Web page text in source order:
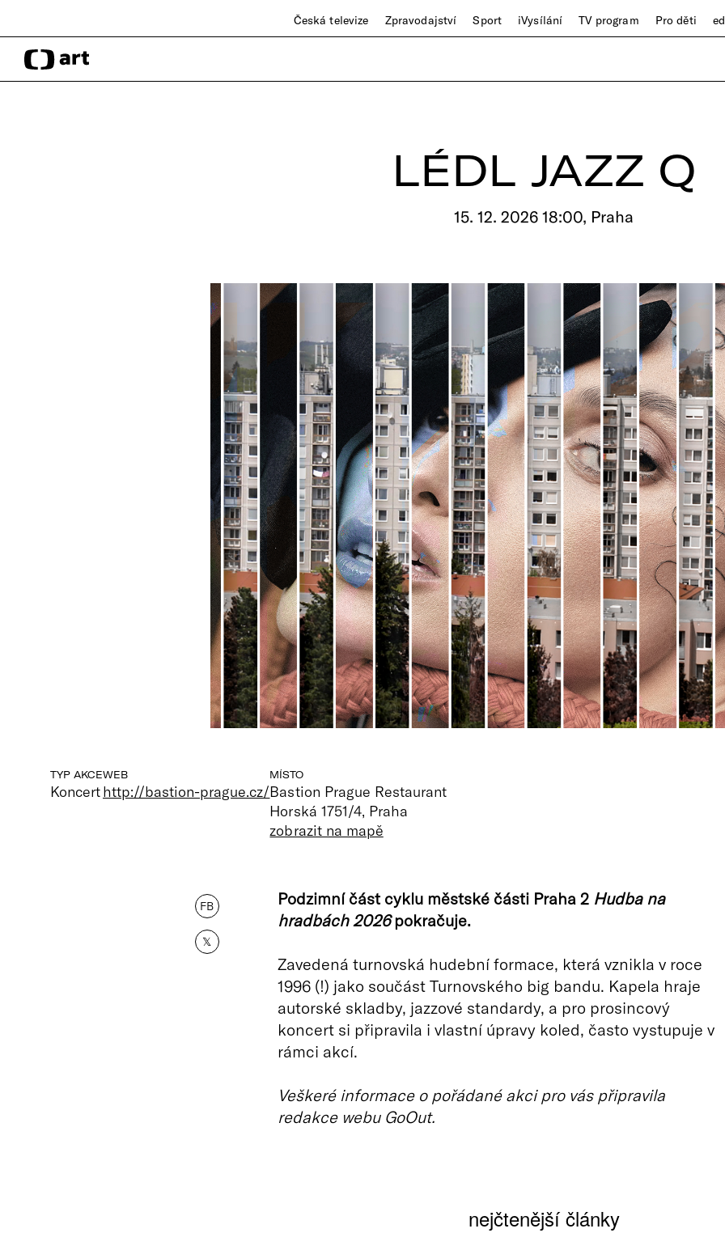
Česká televize Zpravodajství Sport iVysílání TV program Pro děti
LÉDL JAZZ Q
15. 12. 2026 18:00, Praha
TYP AKCE
Koncert
WEB
http://bastion-prague.cz/
MÍSTO
Bastion Prague Restaurant
Horská 1751/4, Praha
zobrazit na mapě
FB
𝕏
Podzimní část cyklu městské části Praha 2 Hudba na
hradbách 2026pokračuje.
Zavedená turnovská hudební formace, která vznikla v roce
1996 (!) jako součást Turnovského big bandu. Kapela hraje
autorské skladby, jazzové standardy, a pro prosincový
koncert si připravila i vlastní úpravy koled, často vystupuje v
rámci akcí.
Veškeré informace o pořádané akci pro vás připravila
redakce webu GoOut.
nejčtenější články